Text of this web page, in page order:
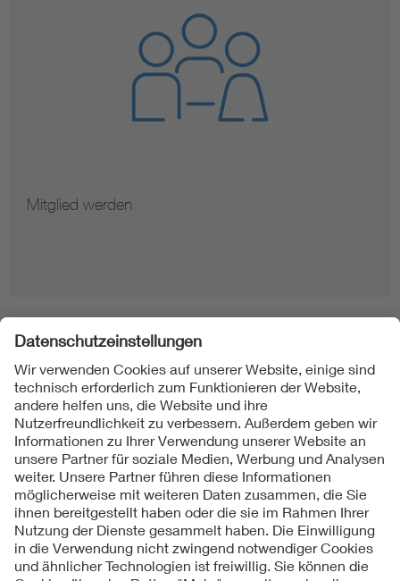
Mitglied werden
Folgen Sie uns
Kontakte
Service